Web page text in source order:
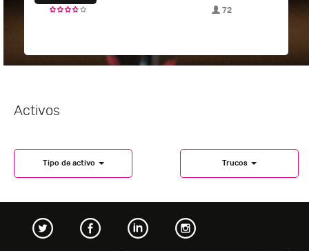
72
Activos
Tipo de activo Trucos